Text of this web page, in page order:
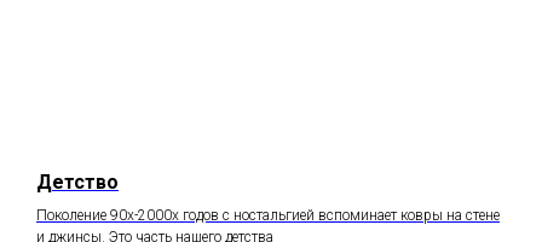
Детство
Поколение 90х-2000х годов с ностальгией вспоминает ковры на стене
и джинсы. Это часть нашего детства